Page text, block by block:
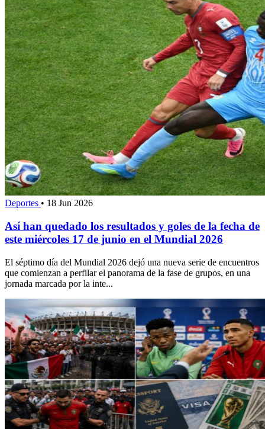
Deportes • 18 Jun 2026
Así han quedado los resultados y goles de la fecha de
este miércoles 17 de junio en el Mundial 2026
El séptimo día del Mundial 2026 dejó una nueva serie de encuentros
que comienzan a perfilar el panorama de la fase de grupos, en una
jornada marcada por la inte...